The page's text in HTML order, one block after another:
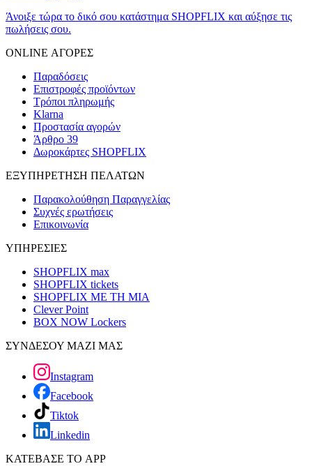
Άνοιξε τώρα το δικό σου κατάστημα SHOPFLIX και αύξησε τις
πωλήσεις σου.
ONLINE ΑΓΟΡΕΣ
Παραδόσεις
Επιστροφές προϊόντων
Τρόποι πληρωμής
Klarna
Προστασία αγορών
Άρθρο 39
Δωροκάρτες SHOPFLIX
ΕΞΥΠΗΡΕΤΗΣΗ ΠΕΛΑΤΩΝ
Παρακολούθηση Παραγγελίας
Συχνές ερωτήσεις
Επικοινωνία
ΥΠΗΡΕΣΙΕΣ
SHOPFLIX max
SHOPFLIX tickets
SHOPFLIX ΜΕ ΤΗ ΜΙΑ
Clever Point
BOX NOW Lockers
ΣΥΝΔΕΣΟΥ ΜΑΖΙ ΜΑΣ
Instagram
Facebook
Tiktok
Linkedin
ΚΑΤΕΒΑΣΕ ΤΟ APP